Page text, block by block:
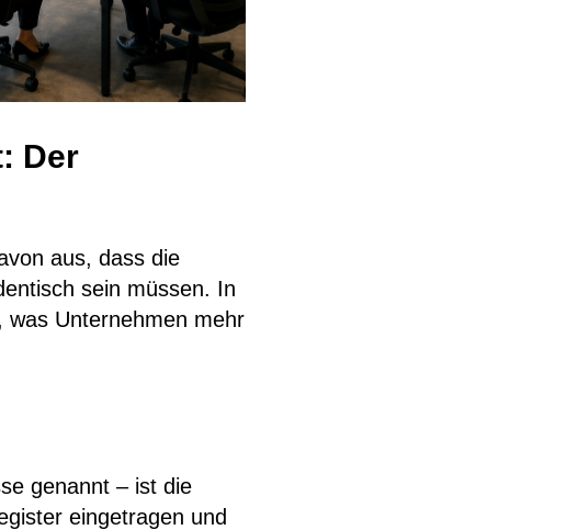
Der
aus, dass die
sein müssen. In
was Unternehmen mehr
genannt – ist die
eingetragen und